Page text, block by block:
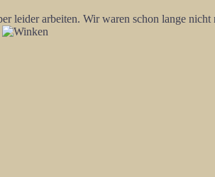
leider arbeiten. Wir waren schon lange nicht